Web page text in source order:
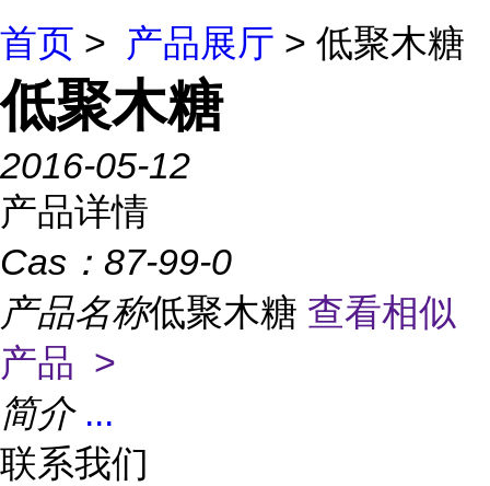
首页 > 产品展厅 > 低聚木糖
低聚木糖
2016-05-12
产品详情
Cas： 87-99-0
产品名称低聚木糖 查看相似
产品 >
简介 ...
联系我们